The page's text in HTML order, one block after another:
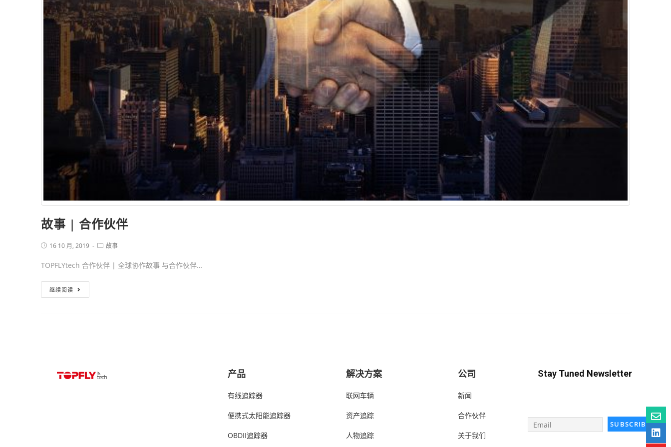
故事 | 合作伙伴
16 10 月, 2019 故事
TOPFLYtech 合作伙伴 | 全球协作故事 与合作伙伴…
继续阅读
产品
有线追踪器
便携式太阳能追踪器
OBDII追踪器
解决方案
联网车辆
资产追踪
人物追踪
公司
新闻
合作伙伴
关于我们
Stay Tuned Newsletter